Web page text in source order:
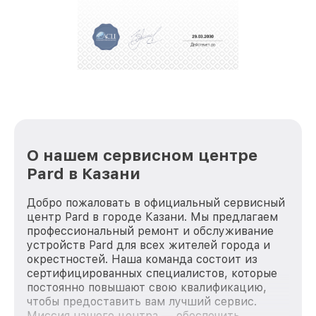
репутацию. Мы постоянно совершенствуемся и
стараемся каждый день делать наш сервис еще
О нашем сервисном центре
Pard в Казани
Добро пожаловать в официальный сервисный
центр Pard в городе Казани. Мы предлагаем
профессиональный ремонт и обслуживание
устройств Pard для всех жителей города и
окрестностей. Наша команда состоит из
сертифицированных специалистов, которые
постоянно повышают свою квалификацию,
чтобы предоставить вам лучший сервис.